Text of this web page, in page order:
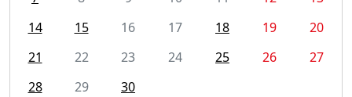
14
15 16 17 18 19
20
21
22 23 24 25 26
27
28
29 30